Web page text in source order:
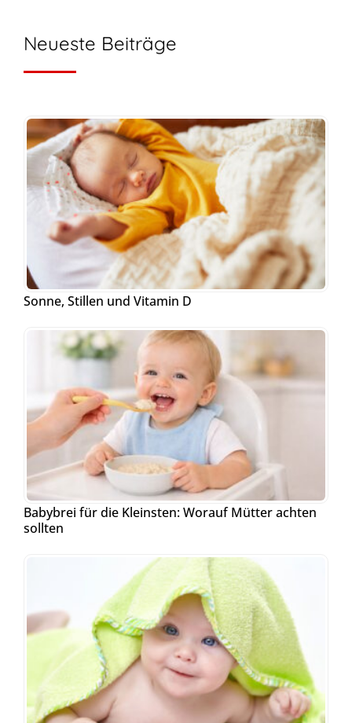
Neueste Beiträge
Sonne, Stillen und Vitamin D
Babybrei für die Kleinsten: Worauf Mütter achten
sollten